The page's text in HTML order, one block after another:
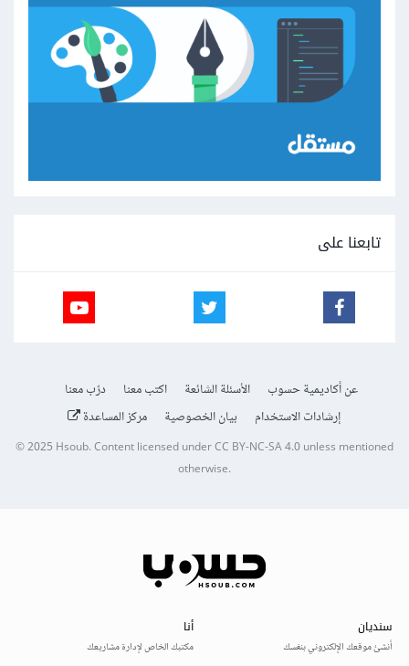
تابعنا على
عن أكاديمية حسوب الأسئلة الشائعة اكتب معنا
درّب معنا
إرشادات الاستخدام
بيان الخصوصية مركز المساعدة
© 2025Hsoub.Content licensed underCC BY-NC-SA 4.0unless mentioned
otherwise.